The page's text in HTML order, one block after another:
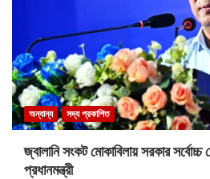
অন্যান্য সদ্য প্রকাশিত
জ্বালানি সংকট মোকাবিলায় সরকার সর্বোচ্চ
প্রধানমন্ত্রী